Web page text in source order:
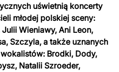
uświetnią koncerty
młodej polskiej sceny:
Julii Wieniawy, Ani Leon,
Szczyla, a także uznanych
Brodki, Dody,
Natalii Szroeder,